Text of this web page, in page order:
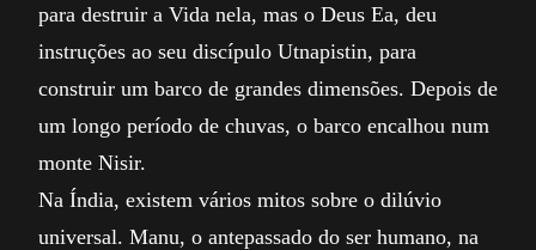
para destruir a Vida nela, mas o Deus Ea, deu
instruções ao seu discípulo Utnapistin, para
construir um barco de grandes dimensões. Depois de
um longo período de chuvas, o barco encalhou num
monte Nisir.
Na Índia, existem vários mitos sobre o dilúvio
universal. Manu, o antepassado do ser humano, na